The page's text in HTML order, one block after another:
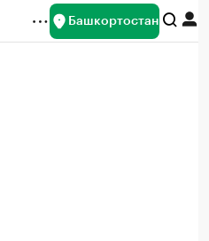
Башкортостан